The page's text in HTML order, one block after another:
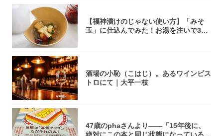
【福神漬けのじゃない使い方】「みそ
玉」に仕込んでみた！お湯を注いで30
酒場の小恥（こはじ）。あるワインビス
トロにて｜大平一枝
47歳のphaさんより――「15年後に、
絶対にこの本と同じ状態になっている自